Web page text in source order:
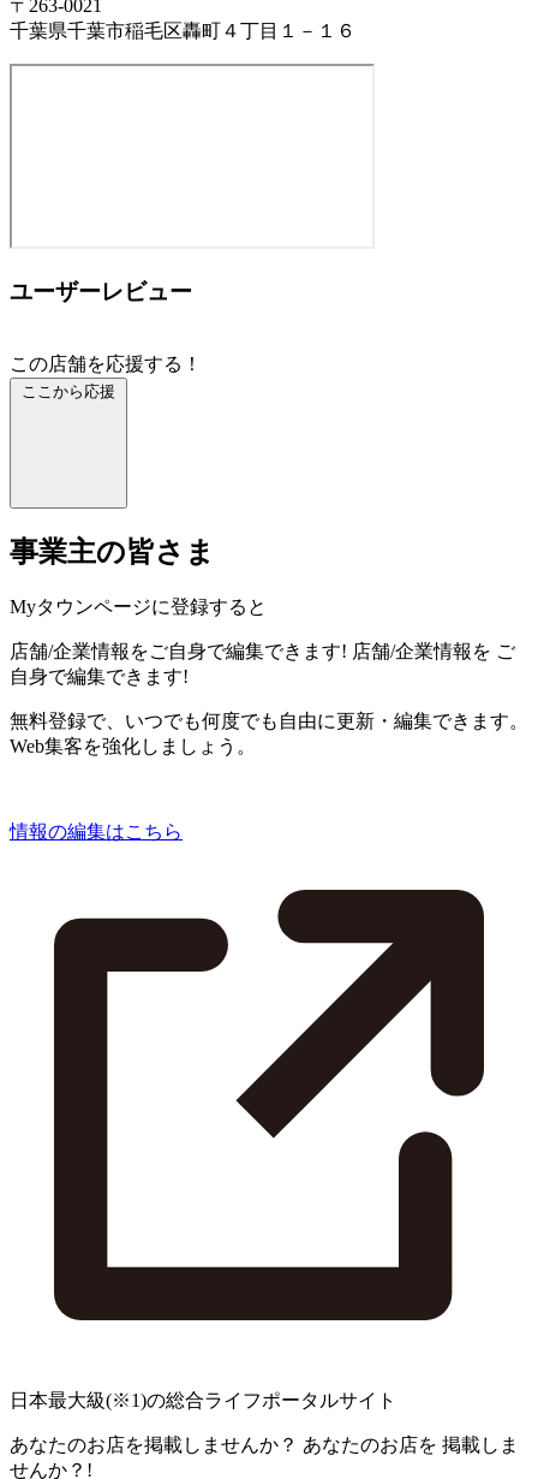
〒263-0021
千葉県千葉市稲毛区轟町４丁目１－１６
ユーザーレビュー
この店舗を応援する！
ここから応援
事業主の皆さま
Myタウンページに登録すると
店舗/企業情報をご自身で編集できます! 店舗/企業情報を ご
自身で編集できます!
無料登録で、いつでも何度でも自由に更新・編集できます。
Web集客を強化しましょう。
情報の編集はこちら
日本最大級(※1)の総合ライフポータルサイト
あなたのお店を掲載しませんか？ あなたのお店を 掲載しま
せんか？!